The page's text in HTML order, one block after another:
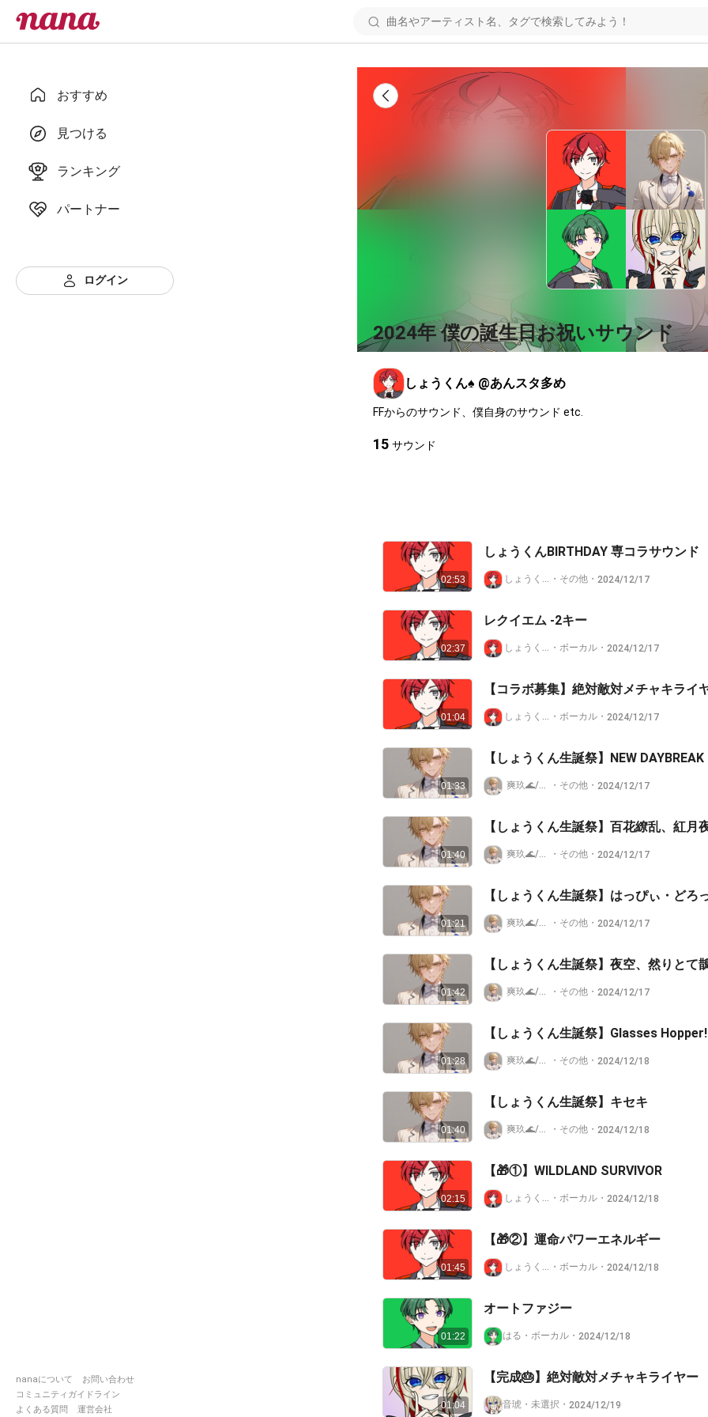
おすすめ
見つける
ランキング
パートナー
ログイン
nanaについて
お問い合わせ
コミュニティガイドライン
よくある質問
運営会社
2024年 僕の誕生日お祝いサウンド
しょうくん♠️ @あんスタ多め
FFからのサウンド、僕自身のサウンド etc.
15 サウンド
02:53
しょうくんBIRTHDAY 専コラサウンド
しょうくん♠️ @あんスタ多め
・ その他 ・ 2024/12/17
02:37
レクイエム -2キー
しょうくん♠️ @あんスタ多め
・ ボーカル ・ 2024/12/17
01:04
【コラボ募集】絶対敵対メチャキライ
しょうくん♠️ @あんスタ多め
・ ボーカル ・ 2024/12/17
01:33
【しょうくん生誕祭】NEW DAYBREAK
爽玖🌊/ベリアル⚰️
・ その他 ・ 2024/12/17
01:40
【しょうくん生誕祭】百花繚乱、紅月
爽玖🌊/ベリアル⚰️
・ その他 ・ 2024/12/17
01:21
【しょうくん生誕祭】はっぴぃ・どろ
爽玖🌊/ベリアル⚰️
・ その他 ・ 2024/12/17
01:42
【しょうくん生誕祭】夜空、然りとて
爽玖🌊/ベリアル⚰️
・ その他 ・ 2024/12/17
01:28
【しょうくん生誕祭】Glasses
爽玖🌊/ベリアル⚰️
・ その他 ・ 2024/12/18
01:40
【しょうくん生誕祭】キセキ
爽玖🌊/ベリアル⚰️
・ その他 ・ 2024/12/18
02:15
【🎁①】WILDLAND SURVIVOR
しょうくん♠️ @あんスタ多め
・ ボーカル ・ 2024/12/18
01:45
【🎁②】運命パワーエネルギー
しょうくん♠️ @あんスタ多め
・ ボーカル ・ 2024/12/18
01:22
オートファジー
はる ・ ボーカル ・ 2024/12/18
01:04
【完成🎂】絶対敵対メチャキライヤー
音琥 ・ 未選択 ・ 2024/12/19